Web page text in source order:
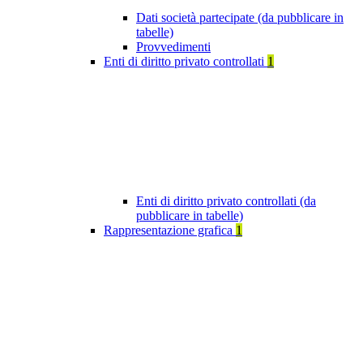
Dati società partecipate (da pubblicare in
tabelle)
Provvedimenti
Enti di diritto privato controllati 1
Enti di diritto privato controllati (da
pubblicare in tabelle)
Rappresentazione grafica 1